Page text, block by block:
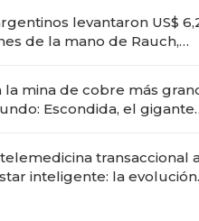
y el cuidado corporal
levantaron US$
de la mano de Rauch,
la mina de cobre más
Escondida, el gigante
transaccional
inteligente: la evolución